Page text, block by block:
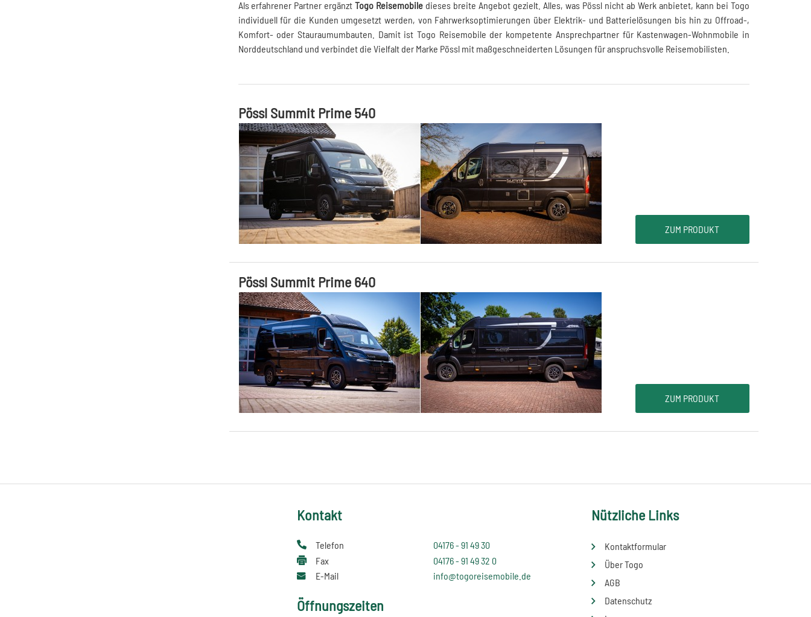
Als erfahrener Partner ergänztTogo Reisemobile dieses breite Angebot gezielt. Alles, was Pössl nicht ab Werk anbietet, kann bei Togo
individuell für die Kunden umgesetzt werden, von Fahrwerksoptimierungen über Elektrik- und Batterielösungen bis hin zu Offroad-,
Komfort- oder Stauraumumbauten. Damit ist Togo Reisemobile der kompetente Ansprechpartner für Kastenwagen-Wohnmobile in
Norddeutschland und verbindet die Vielfalt der Marke Pössl mit maßgeschneiderten Lösungen für anspruchsvolle Reisemobilisten.
Pössl Summit Prime 540
ZUM PRODUKT
Pössl Summit Prime 640
ZUM PRODUKT
Kontakt
Telefon
04176 - 91 49 30
Fax
04176 - 91 49 32 0
E-Mail
info@togoreisemobile.de
Öffnungszeiten
Nützliche Links
Kontaktformular
Über Togo
AGB
Datenschutz